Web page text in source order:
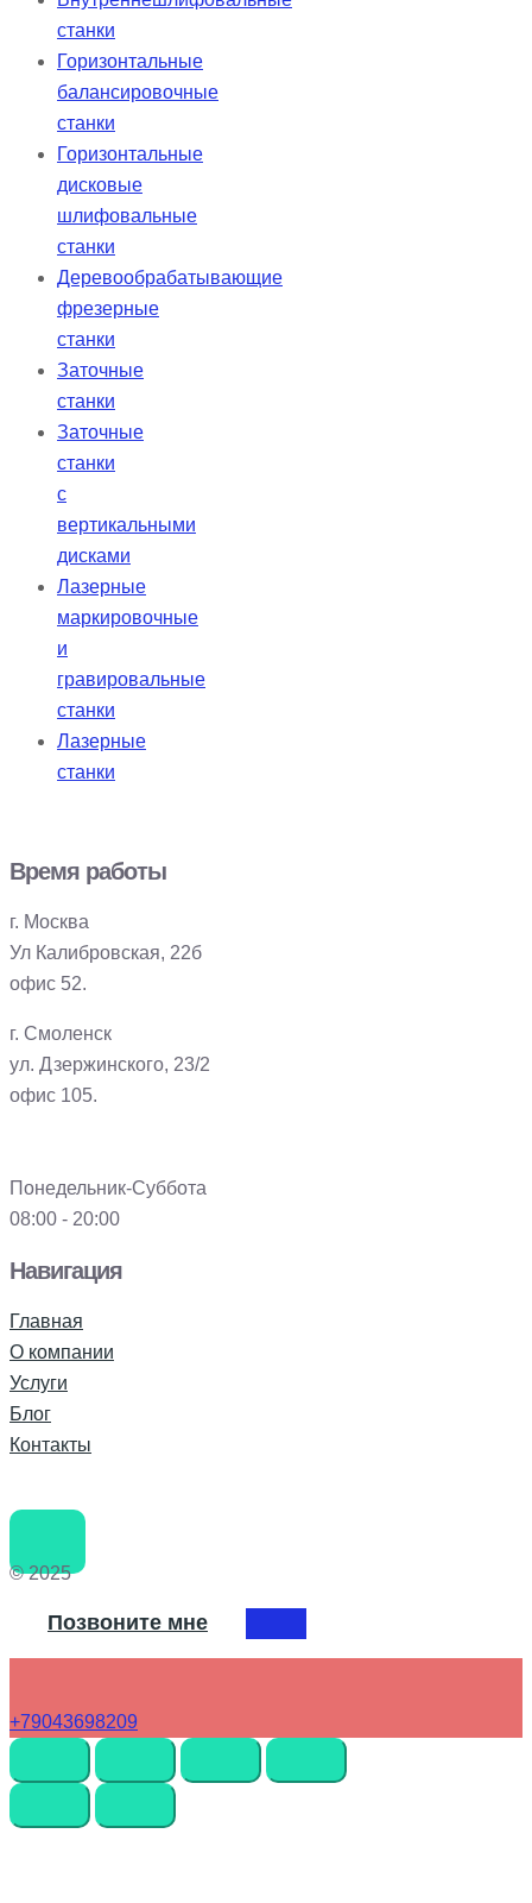
станки
Горизонтальные
балансировочные
станки
Горизонтальные
дисковые
шлифовальные
станки
Деревообрабатывающие
фрезерные
станки
Заточные
станки
Заточные
станки
с
вертикальными
дисками
Лазерные
маркировочные
и
гравировальные
станки
Лазерные
станки
Время работы
г. Москва
Ул Калибровская, 22б
офис 52.
г. Смоленск
ул. Дзержинского, 23/2
офис 105.
Понедельник-Суббота
08:00 - 20:00
Навигация
Главная
О компании
Услуги
Блог
Контакты
© 2025
Позвоните мне
+79043698209